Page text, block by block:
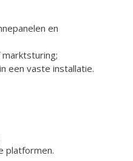
en
een vaste installatie.
platformen.